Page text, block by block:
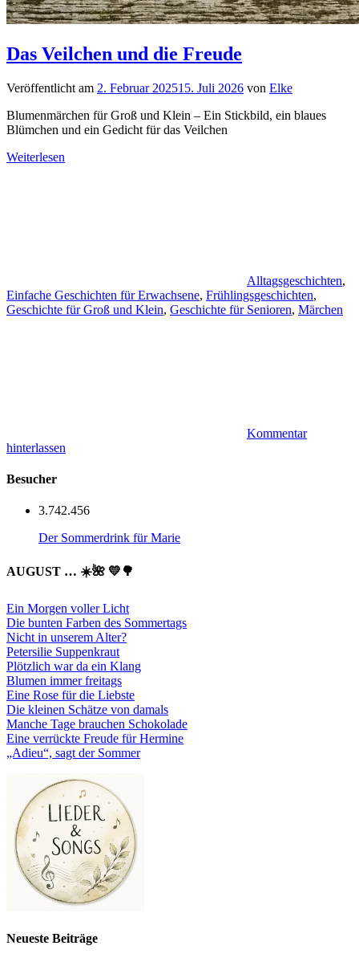
Das Veilchen und die Freude
Veröffentlicht am 2. Februar 202515. Juli 2026 von Elke
Blumenmärchen für Groß und Klein – Ein Stickbild, ein blaues
Blümchen und ein Gedicht für das Veilchen
Weiterlesen
Alltagsgeschichten,
Einfache Geschichten für Erwachsene, Frühlingsgeschichten,
Geschichte für Groß und Klein, Geschichte für Senioren, Märchen
Kommentar
hinterlassen
Besucher
3.742.456
Der Sommerdrink für Marie
AUGUST … ☀️🌺 💛🌳
Ein Morgen voller Licht
Die bunten Farben des Sommertags
Nicht in unserem Alter?
Petersilie Suppenkraut
Plötzlich war da ein Klang
Blumen immer freitags
Eine Rose für die Liebste
Die kleinen Schätze von damals
Manche Tage brauchen Schokolade
Eine verrückte Freude für Hermine
„Adieu“, sagt der Sommer
Neueste Beiträge